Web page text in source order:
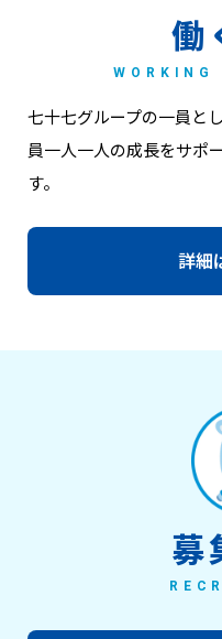
働
WORKING
七十七グループの一員と
員一人一人の成長をサポ
す。
詳細
募